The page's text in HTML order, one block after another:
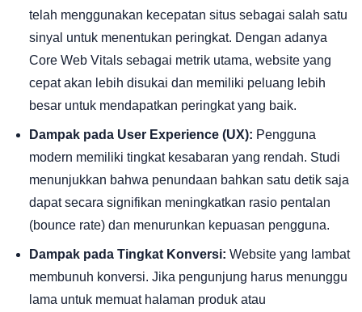
telah menggunakan kecepatan situs sebagai salah satu
sinyal untuk menentukan peringkat. Dengan adanya
Core Web Vitals sebagai metrik utama, website yang
cepat akan lebih disukai dan memiliki peluang lebih
besar untuk mendapatkan peringkat yang baik.
Dampak pada User Experience (UX): Pengguna
modern memiliki tingkat kesabaran yang rendah. Studi
menunjukkan bahwa penundaan bahkan satu detik saja
dapat secara signifikan meningkatkan rasio pentalan
(bounce rate) dan menurunkan kepuasan pengguna.
Dampak pada Tingkat Konversi: Website yang lambat
membunuh konversi. Jika pengunjung harus menunggu
lama untuk memuat halaman produk atau